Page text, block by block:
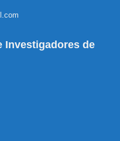
Investigadores de